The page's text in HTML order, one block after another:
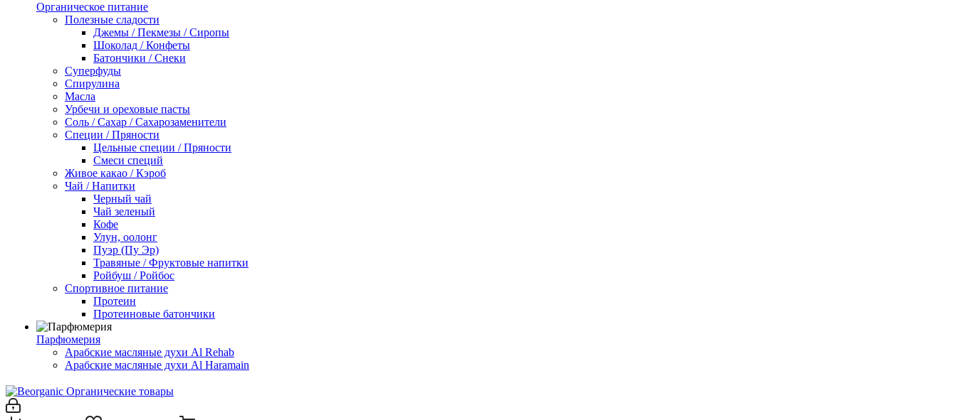
Органическое питание
Полезные сладости
Джемы / Пекмезы / Сиропы
Шоколад / Конфеты
Батончики / Снеки
Суперфуды
Спирулина
Масла
Урбечи и ореховые пасты
Соль / Сахар / Сахарозаменители
Специи / Пряности
Цельные специи / Пряности
Смеси специй
Живое какао / Кэроб
Чай / Напитки
Черный чай
Чай зеленый
Кофе
Улун, оолонг
Пуэр (Пу Эр)
Травяные / Фруктовые напитки
Ройбуш / Ройбос
Спортивное питание
Протеин
Протеиновые батончики
Парфюмерия
Арабские масляные духи Al Rehab
Арабские масляные духи Al Haramain
Органические товары